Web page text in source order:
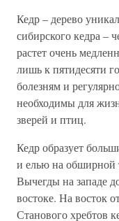
Кедр – дерево
сибирского кедра –
растет очень
лишь к пятидесяти
болезням и
необходимы для
зверей и птиц.
Кедр образует
и елью на обширной
Вычегды на западе
востоке. На восток
Станового хребтов